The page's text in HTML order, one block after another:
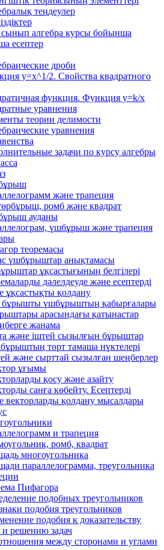
теңдеулер
сынып алгебра курсы бойынша
есептер
дроби
y=x^1/2. Свойства квадратного
функция. Функция у=k/x
уравнения
теории делимости
уравнения
задачи по курсу алгебры
және трапеция
ромб және квадрат
ауданы
үшбұрыш және трапеция
теоремасы
үшбұрыштар анықтамасы
ұқсастығының белгілері
дәлелдеуде және есептерді
ұқсастықты қолдану
бұрышты үшбұрыштың қабырғалары
арасындағы қатынастар
жанама
және іштей сызылғын бұрыштар
төрт тамаша нүктелері
және сырттай сызылған шеңберлер
ұғымы
қосу және азайту
санға көбейту. Есептерді
векторларды қолдану мысалдары
и трапеция
ромб, квадрат
многоугольника
параллелограмма, треугольника
Пифагора
подобных треугольников
подобия треугольников
подобия к доказательству
и решению задач
между сторонами и углами